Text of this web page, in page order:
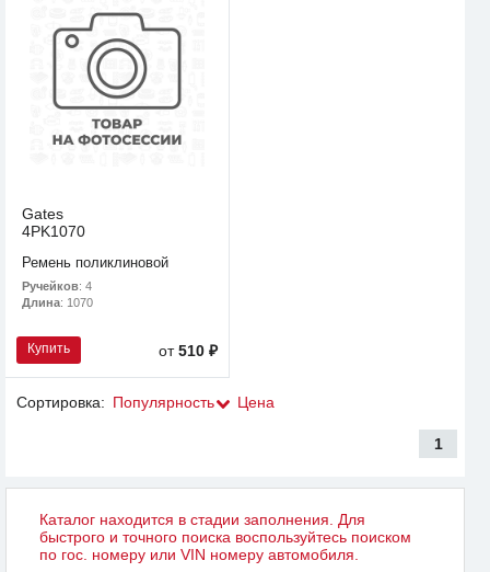
Gates
4PK1070
Ремень поликлиновой
Ручейков: 4
Длина: 1070
Купить от510 ₽
Сортировка: Популярность Цена
1
Каталог находится в стадии заполнения. Для
быстрого и точного поиска воспользуйтесь поиском
по гос. номеру или VIN номеру автомобиля.